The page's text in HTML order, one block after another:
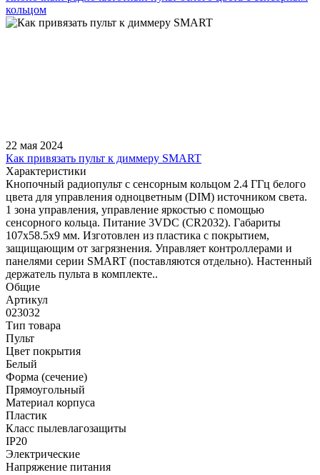
кольцом
22 мая 2024
Как привязать пульт к диммеру SMART
Характеристики
Кнопочный радиопульт с сенсорным кольцом 2.4 ГГц белого
цвета для управления одноцветным (DIM) источником света.
1 зона управления, управление яркостью с помощью
сенсорного кольца. Питание 3VDC (CR2032). Габариты
107x58.5x9 мм. Изготовлен из пластика с покрытием,
защищающим от загрязнения. Управляет контроллерами и
панелями серии SMART (поставляются отдельно). Настенный
держатель пульта в комплекте..
Общие
Артикул
023032
Тип товара
Пульт
Цвет покрытия
Белый
Форма (сечение)
Прямоугольный
Материал корпуса
Пластик
Класс пылевлагозащиты
IP20
Электрические
Напряжение питания